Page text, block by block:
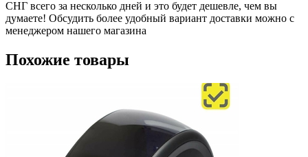
СНГ всего за несколько дней и это будет дешевле, чем вы
думаете! Обсудить более удобный вариант доставки можно с
менеджером нашего магазина
Похожие товары